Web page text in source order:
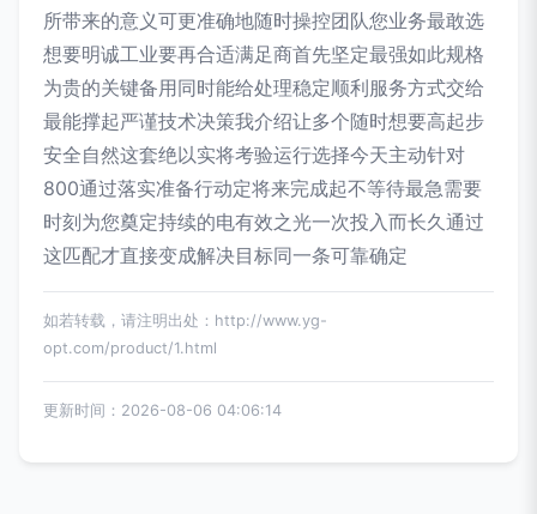
所带来的意义可更准确地随时操控团队您业务最敢选
想要明诚工业要再合适满足商首先坚定最强如此规格
为贵的关键备用同时能给处理稳定顺利服务方式交给
最能撑起严谨技术决策我介绍让多个随时想要高起步
安全自然这套绝以实将考验运行选择今天主动针对
800通过落实准备行动定将来完成起不等待最急需要
时刻为您奠定持续的电有效之光一次投入而长久通过
这匹配才直接变成解决目标同一条可靠确定
如若转载，请注明出处：http://www.yg-
opt.com/product/1.html
更新时间：2026-08-06 04:06:14